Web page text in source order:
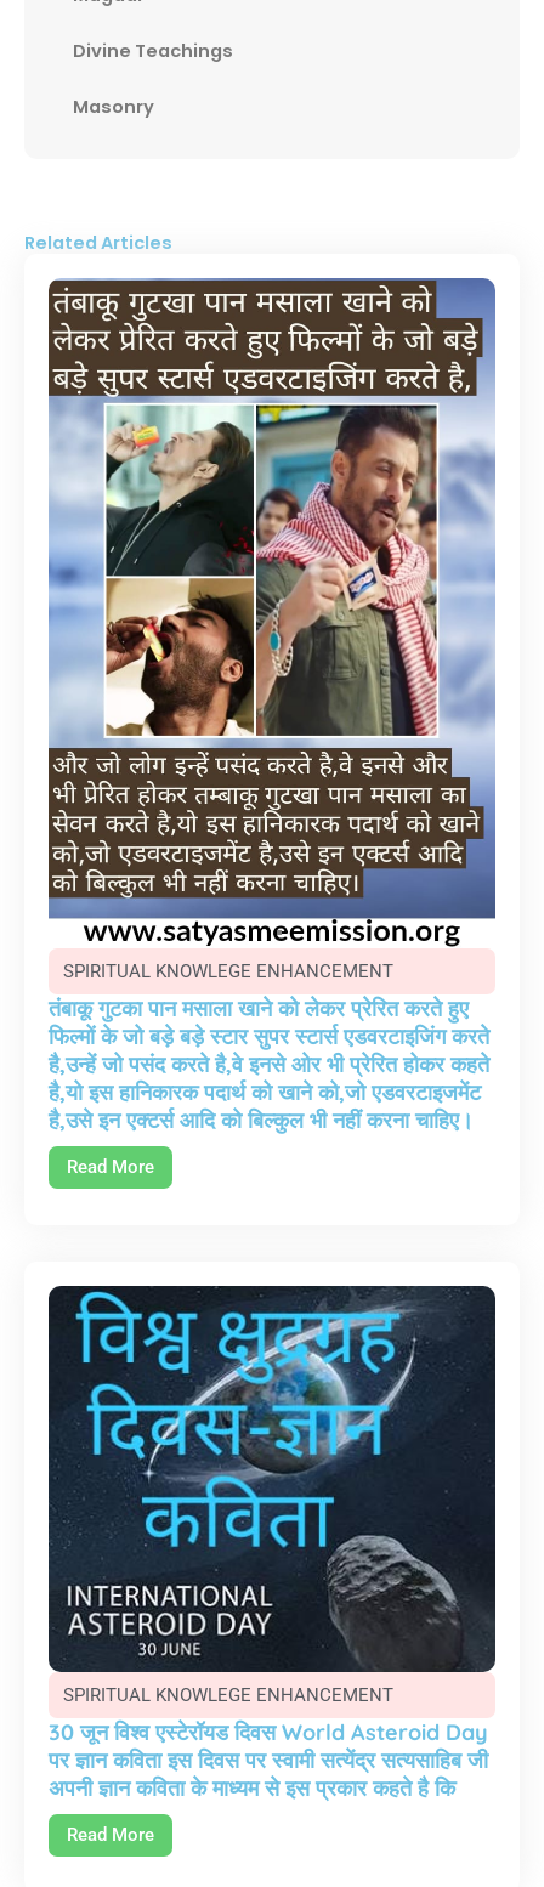
Divine Teachings
Masonry
Related Articles
SPIRITUAL KNOWLEGE ENHANCEMENT
तंबाकू गुटका पान मसाला खाने को लेकर प्रेरित करते हुए
फिल्मों के जो बड़े बड़े स्टार सुपर स्टार्स एडवरटाइजिंग करते
है,उन्हें जो पसंद करते है,वे इनसे ओर भी प्रेरित होकर कहते
है,यो इस हानिकारक पदार्थ को खाने को,जो एडवरटाइजमेंट
है,उसे इन एक्टर्स आदि को बिल्कुल भी नहीं करना चाहिए।
Read More
SPIRITUAL KNOWLEGE ENHANCEMENT
30 जून विश्व एस्टेरॉयड दिवस World Asteroid Day
पर ज्ञान कविता इस दिवस पर स्वामी सत्येंद्र सत्यसाहिब जी
अपनी ज्ञान कविता के माध्यम से इस प्रकार कहते है कि
Read More